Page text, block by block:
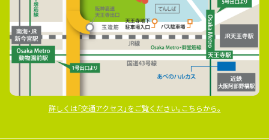
詳しくは｢交通アクセス｣をご覧ください｡こちらから｡